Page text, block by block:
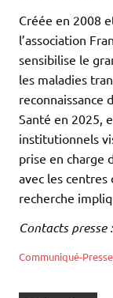
Créée en 2008
l’association
sensibilise le
les maladies
reconnaissance
Santé en 2025,
institutionnels
prise en charge
avec les
recherche
Contacts presse :
Communiqué-